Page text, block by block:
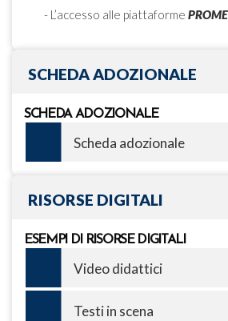
- L’accesso alle piattaforme
SCHEDA ADOZIONALE
SCHEDA ADOZIONALE
Scheda adozionale
RISORSE DIGITALI
ESEMPI DI RISORSE DIGITALI
Video didattici
Testi in scena